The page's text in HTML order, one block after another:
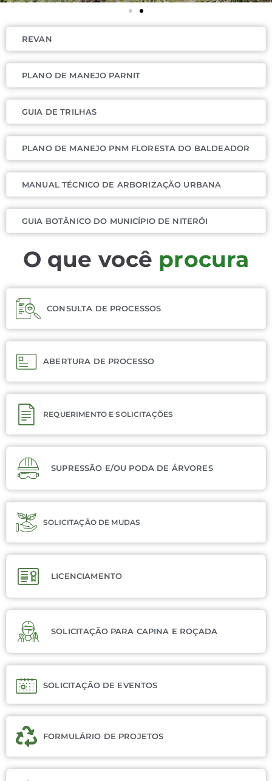
ei
o
A
m
bi
nt
e
d
Ni
te
i
REVAN
PLANO DE MANEJO PARNIT
GUIA DE TRILHAS
PLANO DE MANEJO PNM FLORESTA DO BALDEADOR
MANUAL TÉCNICO DE ARBORIZAÇÃO URBANA
GUIA BOTÂNICO DO MUNICÍPIO DE NITERÓI
O que você procura
CONSULTA DE PROCESSOS
ABERTURA DE PROCESSO
REQUERIMENTO E SOLICITAÇÕES
SUPRESSÃO E/OU PODA DE ÁRVORES
SOLICITAÇÃO DE MUDAS
LICENCIAMENTO
SOLICITAÇÃO PARA CAPINA E ROÇADA
SOLICITAÇÃO DE EVENTOS
FORMULÁRIO DE PROJETOS